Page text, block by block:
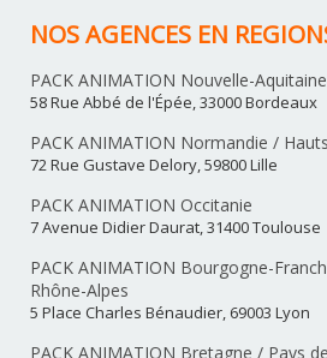
NOS AGENCES EN
PACK ANIMATION Nouvelle-Aquitaine
58 Rue Abbé de l'Épée, 33000 Bordeaux
PACK ANIMATION Normandie /
72 Rue Gustave Delory, 59800 Lille
PACK ANIMATION Occitanie
7 Avenue Didier Daurat, 31400 Toulouse
PACK ANIMATION Bourgogne-
Rhône-Alpes
5 Place Charles Bénaudier, 69003 Lyon
PACK ANIMATION Bretagne / Pays